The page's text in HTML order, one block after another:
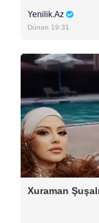
Yenilik.Az
Dünən 19:31
Xuraman